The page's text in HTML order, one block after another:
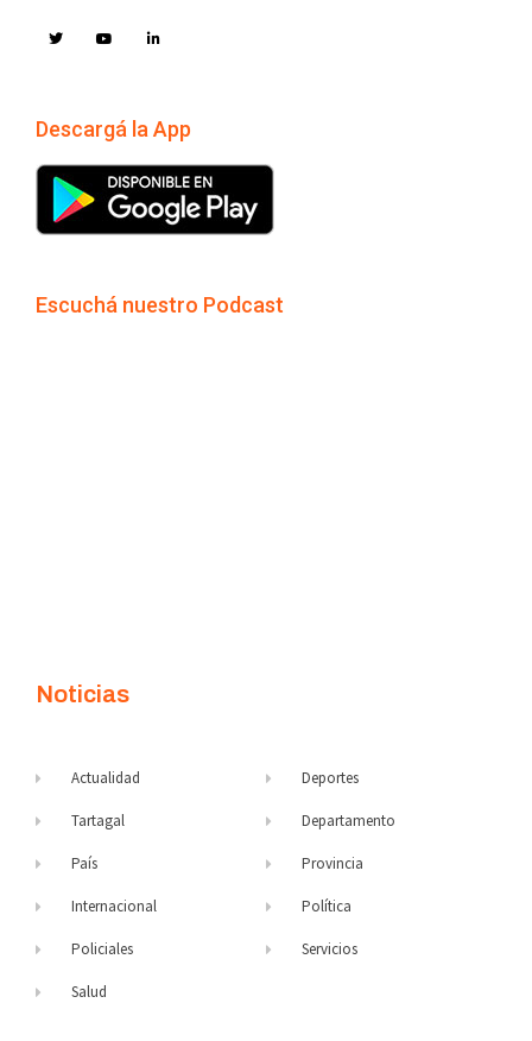
Descargá la App
Escuchá nuestro Podcast
Noticias
Actualidad
Tartagal
País
Internacional
Policiales
Salud
Deportes
Departamento
Provincia
Política
Servicios